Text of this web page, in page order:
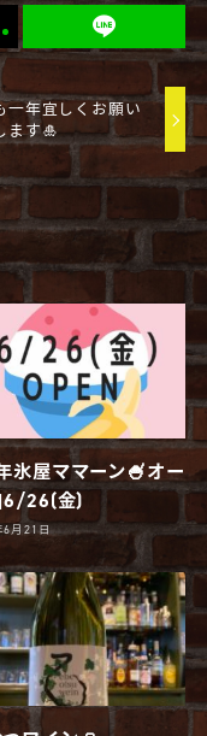
一年宜しくお願い
ます🎍
氷屋ママーン🍧オー
6/26(金)
6月21日